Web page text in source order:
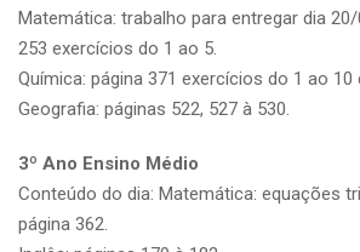
Matemática: trabalho para entregar dia
253 exercícios do 1 ao 5.
Química: página 371 exercícios do 1 ao 10
Geografia: páginas 522, 527 à 530.
3º Ano Ensino Médio
Conteúdo do dia: Matemática: equações
página 362.